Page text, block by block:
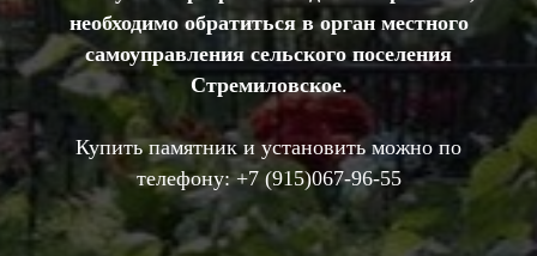
необходимо обратиться в орган местного
самоуправления сельского поселения
Стремиловское.
Купить памятник и установить можно по
телефону:+7 (915)067-96-55